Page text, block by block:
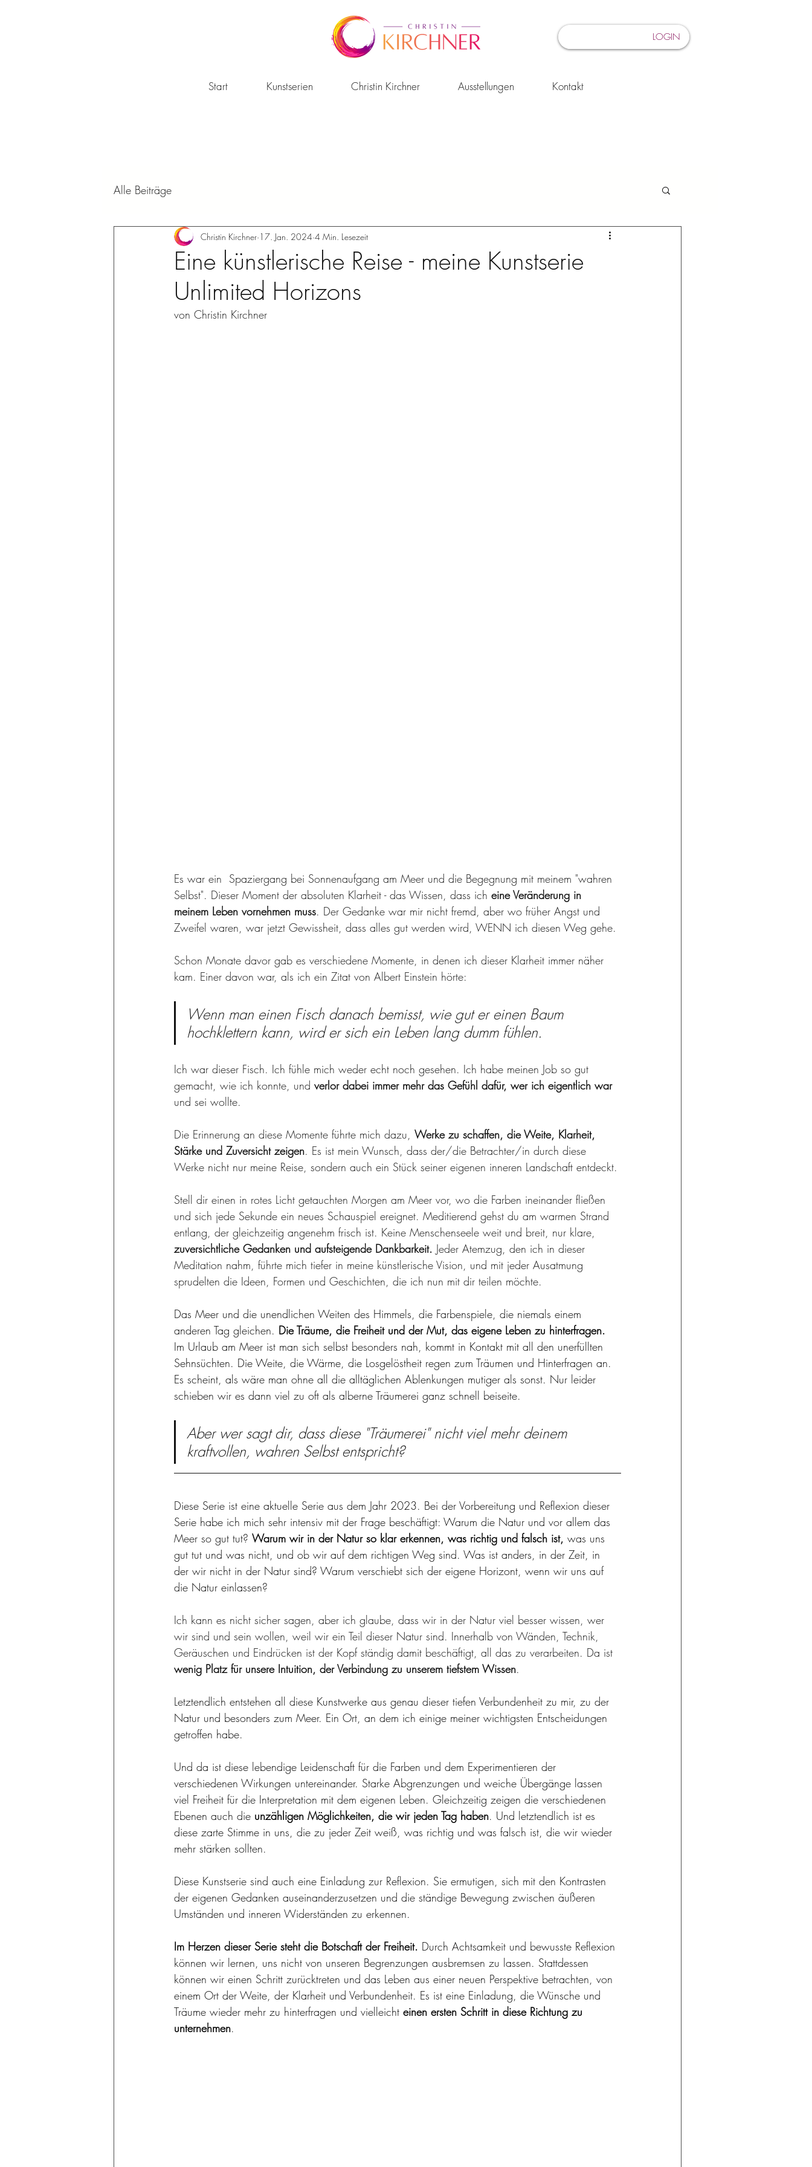
LOGIN
Start Kunstserien Christin Kirchner Ausstellungen Kontakt
Alle Beiträge
Eine künstlerische Reise - meine Kunstserie
Unlimited Horizons
Christin Kirchner 17. Jan. 2024 4 Min. Lesezeit
von Christin Kirchner
Es war ein  Spaziergang bei Sonnenaufgang am Meer und die Begegnung mit meinem "wahren
Selbst". Dieser Moment der absoluten Klarheit - das Wissen, dass ich eine Veränderung in
meinem Leben vornehmen muss. Der Gedanke war mir nicht fremd, aber wo früher Angst und
Zweifel waren, war jetzt Gewissheit, dass alles gut werden wird, WENN ich diesen Weg gehe.
Schon Monate davor gab es verschiedene Momente, in denen ich dieser Klarheit immer näher
kam. Einer davon war, als ich ein Zitat von Albert Einstein hörte:
Wenn man einen Fisch danach bemisst, wie gut er einen Baum
hochklettern kann, wird er sich ein Leben lang dumm fühlen.
Ich war dieser Fisch. Ich fühle mich weder echt noch gesehen. Ich habe meinen Job so gut
gemacht, wie ich konnte, und verlor dabei immer mehr das Gefühl dafür, wer ich eigentlich war
und sei wollte.
Die Erinnerung an diese Momente führte mich dazu, Werke zu schaffen, die Weite, Klarheit,
Stärke und Zuversicht zeigen. Es ist mein Wunsch, dass der/die Betrachter/in durch diese
Werke nicht nur meine Reise, sondern auch ein Stück seiner eigenen inneren Landschaft entdeckt.
Stell dir einen in rotes Licht getauchten Morgen am Meer vor, wo die Farben ineinander fließen
und sich jede Sekunde ein neues Schauspiel ereignet. Meditierend gehst du am warmen Strand
entlang, der gleichzeitig angenehm frisch ist. Keine Menschenseele weit und breit, nur klare,
zuversichtliche Gedanken und aufsteigende Dankbarkeit. Jeder Atemzug, den ich in dieser
Meditation nahm, führte mich tiefer in meine künstlerische Vision, und mit jeder Ausatmung
sprudelten die Ideen, Formen und Geschichten, die ich nun mit dir teilen möchte.
Das Meer und die unendlichen Weiten des Himmels, die Farbenspiele, die niemals einem
anderen Tag gleichen. Die Träume, die Freiheit und der Mut, das eigene Leben zu hinterfragen.
Im Urlaub am Meer ist man sich selbst besonders nah, kommt in Kontakt mit all den unerfüllten
Sehnsüchten. Die Weite, die Wärme, die Losgelöstheit regen zum Träumen und Hinterfragen an.
Es scheint, als wäre man ohne all die alltäglichen Ablenkungen mutiger als sonst. Nur leider
schieben wir es dann viel zu oft als alberne Träumerei ganz schnell beiseite.
Aber wer sagt dir, dass diese "Träumerei" nicht viel mehr deinem
kraftvollen, wahren Selbst entspricht?
Diese Serie ist eine aktuelle Serie aus dem Jahr 2023. Bei der Vorbereitung und Reflexion dieser
Serie habe ich mich sehr intensiv mit der Frage beschäftigt: Warum die Natur und vor allem das
Meer so gut tut? Warum wir in der Natur so klar erkennen, was richtig und falsch ist, was uns
gut tut und was nicht, und ob wir auf dem richtigen Weg sind. Was ist anders, in der Zeit, in
der wir nicht in der Natur sind? Warum verschiebt sich der eigene Horizont, wenn wir uns auf
die Natur einlassen?
Ich kann es nicht sicher sagen, aber ich glaube, dass wir in der Natur viel besser wissen, wer
wir sind und sein wollen, weil wir ein Teil dieser Natur sind. Innerhalb von Wänden, Technik,
Geräuschen und Eindrücken ist der Kopf ständig damit beschäftigt, all das zu verarbeiten. Da ist
wenig Platz für unsere Intuition, der Verbindung zu unserem tiefstem Wissen.
Letztendlich entstehen all diese Kunstwerke aus genau dieser tiefen Verbundenheit zu mir, zu der
Natur und besonders zum Meer. Ein Ort, an dem ich einige meiner wichtigsten Entscheidungen
getroffen habe.
Und da ist diese lebendige Leidenschaft für die Farben und dem Experimentieren der
verschiedenen Wirkungen untereinander. Starke Abgrenzungen und weiche Übergänge lassen
viel Freiheit für die Interpretation mit dem eigenen Leben. Gleichzeitig zeigen die verschiedenen
Ebenen auch die unzähligen Möglichkeiten, die wir jeden Tag haben. Und letztendlich ist es
diese zarte Stimme in uns, die zu jeder Zeit weiß, was richtig und was falsch ist, die wir wieder
mehr stärken sollten.
Diese Kunstserie sind auch eine Einladung zur Reflexion. Sie ermutigen, sich mit den Kontrasten
der eigenen Gedanken auseinanderzusetzen und die ständige Bewegung zwischen äußeren
Umständen und inneren Widerständen zu erkennen.
Im Herzen dieser Serie steht die Botschaft der Freiheit. Durch Achtsamkeit und bewusste Reflexion
können wir lernen, uns nicht von unseren Begrenzungen ausbremsen zu lassen. Stattdessen
können wir einen Schritt zurücktreten und das Leben aus einer neuen Perspektive betrachten, von
einem Ort der Weite, der Klarheit und Verbundenheit. Es ist eine Einladung, die Wünsche und
Träume wieder mehr zu hinterfragen und vielleicht einen ersten Schritt in diese Richtung zu
unternehmen.